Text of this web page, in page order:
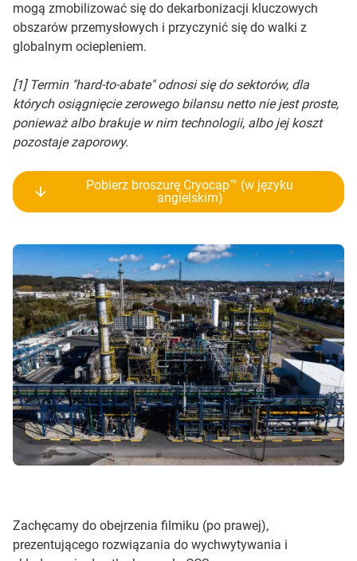
mogą zmobilizować się do dekarbonizacji kluczowych
obszarów przemysłowych i przyczynić się do walki z
globalnym ociepleniem.
[1] Termin "hard-to-abate" odnosi się do sektorów, dla
których osiągnięcie zerowego bilansu netto nie jest proste,
ponieważ albo brakuje w nim technologii, albo jej koszt
pozostaje zaporowy.
Pobierz broszurę Cryocap™ (w języku
angielskim)
Zachęcamy do obejrzenia filmiku (po prawej),
prezentującego rozwiązania do wychwytywania i